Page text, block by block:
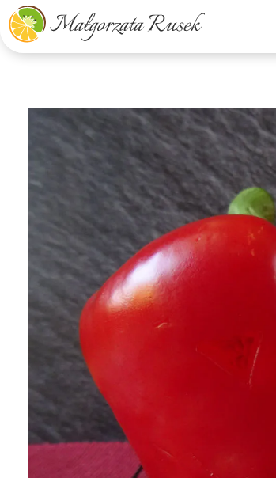
Małgorzata Rusek - dietetyk z pasją
Dietetyka kliniczna & Psychodietetyka